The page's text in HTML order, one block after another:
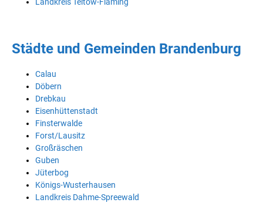
Landkreis Teltow-Fläming
Städte und Gemeinden Brandenburg
Calau
Döbern
Drebkau
Eisenhüttenstadt
Finsterwalde
Forst/Lausitz
Großräschen
Guben
Jüterbog
Königs-Wusterhausen
Landkreis Dahme-Spreewald